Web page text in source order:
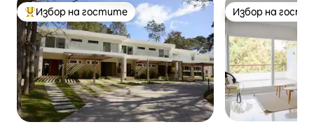
Най-популярен избор на гостите
Избор на гостите Избор на
Избор на